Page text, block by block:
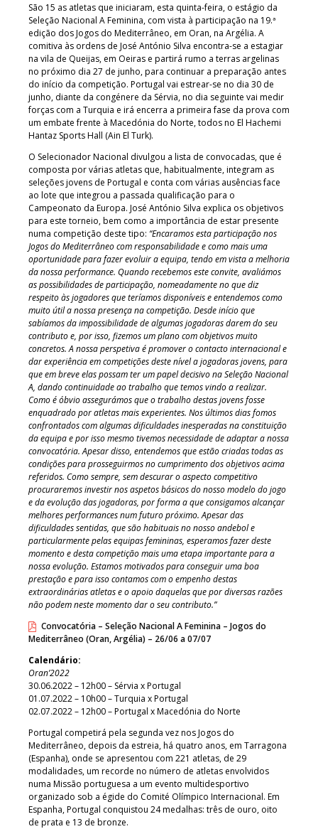
São 15 as atletas que iniciaram, esta quinta-feira, o estágio da
Seleção Nacional A Feminina, com vista à participação na 19.ª
edição dos Jogos do Mediterrâneo, em Oran, na Argélia. A
comitiva às ordens de José António Silva encontra-se a estagiar
na vila de Queijas, em Oeiras e partirá rumo a terras argelinas
no próximo dia 27 de junho, para continuar a preparação antes
do início da competição. Portugal vai estrear-se no dia 30 de
junho, diante da congénere da Sérvia, no dia seguinte vai medir
forças com a Turquia e irá encerra a primeira fase da prova com
um embate frente à Macedónia do Norte, todos no El Hachemi
Hantaz Sports Hall (Ain El Turk).
O Selecionador Nacional divulgou a lista de convocadas, que é
composta por várias atletas que, habitualmente, integram as
seleções jovens de Portugal e conta com várias ausências face
ao lote que integrou a passada qualificação para o
Campeonato da Europa. José António Silva explica os objetivos
para este torneio, bem como a importância de estar presente
numa competição deste tipo: “Encaramos esta participação nos
Jogos do Mediterrâneo com responsabilidade e como mais uma
oportunidade para fazer evoluir a equipa, tendo em vista a melhoria
da nossa performance. Quando recebemos este convite, avaliámos
as possibilidades de participação, nomeadamente no que diz
respeito às jogadores que teríamos disponíveis e entendemos como
muito útil a nossa presença na competição. Desde início que
sabíamos da impossibilidade de algumas jogadoras darem do seu
contributo e, por isso, fizemos um plano com objetivos muito
concretos. A nossa perspetiva é promover o contacto internacional e
dar experiência em competições deste nível a jogadoras jovens, para
que em breve elas possam ter um papel decisivo na Seleção Nacional
A, dando continuidade ao trabalho que temos vindo a realizar.
Como é óbvio assegurámos que o trabalho destas jovens fosse
enquadrado por atletas mais experientes. Nos últimos dias fomos
confrontados com algumas dificuldades inesperadas na constituição
da equipa e por isso mesmo tivemos necessidade de adaptar a nossa
convocatória. Apesar disso, entendemos que estão criadas todas as
condições para prosseguirmos no cumprimento dos objetivos acima
referidos. Como sempre, sem descurar o aspecto competitivo
procuraremos investir nos aspetos básicos do nosso modelo do jogo
e da evolução das jogadoras, por forma a que consigamos alcançar
melhores performances num futuro próximo. Apesar das
dificuldades sentidas, que são habituais no nosso andebol e
particularmente pelas equipas femininas, esperamos fazer deste
momento e desta competição mais uma etapa importante para a
nossa evolução. Estamos motivados para conseguir uma boa
prestação e para isso contamos com o empenho destas
extraordinárias atletas e o apoio daquelas que por diversas razões
não podem neste momento dar o seu contributo.”
Convocatória – Seleção Nacional A Feminina – Jogos do
Mediterrâneo (Oran, Argélia) – 26/06 a 07/07
Calendário:
Oran’2022
30.06.2022 – 12h00 – Sérvia x Portugal
01.07.2022 – 10h00 – Turquia x Portugal
02.07.2022 – 12h00 – Portugal x Macedónia do Norte
Portugal competirá pela segunda vez nos Jogos do
Mediterrâneo, depois da estreia, há quatro anos, em Tarragona
(Espanha), onde se apresentou com 221 atletas, de 29
modalidades, um recorde no número de atletas envolvidos
numa Missão portuguesa a um evento multidesportivo
organizado sob a égide do Comité Olímpico Internacional. Em
Espanha, Portugal conquistou 24 medalhas: três de ouro, oito
de prata e 13 de bronze.